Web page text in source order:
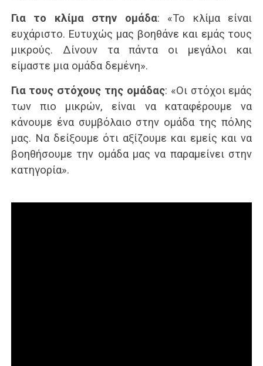
Για το κλίμα στην ομάδα: «Το κλίμα είναι
ευχάριστο. Ευτυχώς μας βοηθάνε και εμάς τους
μικρούς. Δίνουν τα πάντα οι μεγάλοι και
είμαστε μια ομάδα δεμένη».
Για τους στόχους της ομάδας: «Οι στόχοι εμάς
των πιο μικρών, είναι να καταφέρουμε να
κάνουμε ένα συμβόλαιο στην ομάδα της πόλης
μας. Να δείξουμε ότι αξίζουμε και εμείς και να
βοηθήσουμε την ομάδα μας να παραμείνει στην
κατηγορία».